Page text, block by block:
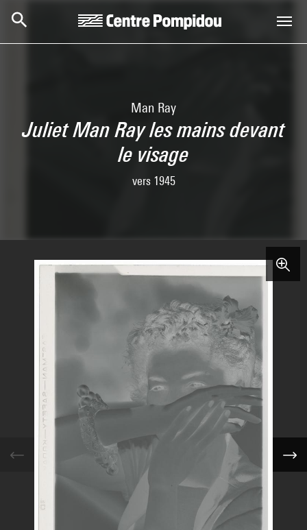
Man Ray
Juliet Man Ray les mains devant
le visage
vers 1945